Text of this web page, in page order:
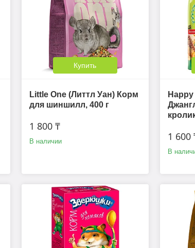
Купить
Little One (Литтл Уан) Корм
для шиншилл, 400 г
1 800 ₸
В наличии 1 600
В